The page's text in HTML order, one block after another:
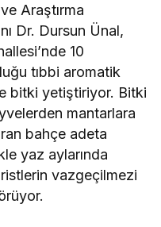
Araştırma
Dr. Dursun Ünal,
10
tıbbi aromatik
bitki yetiştiriyor. Bitki
mantarlara
bahçe adeta
yaz aylarında
vazgeçilmezi